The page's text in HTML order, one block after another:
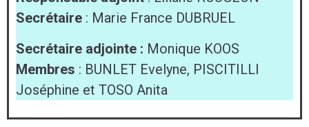
Secrétaire : Marie France DUBRUEL
Secrétaire adjointe : Monique KOOS
Membres : BUNLET Evelyne, PISCITILLI
Joséphine et TOSO Anita